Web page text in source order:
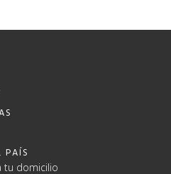
tu domicilio